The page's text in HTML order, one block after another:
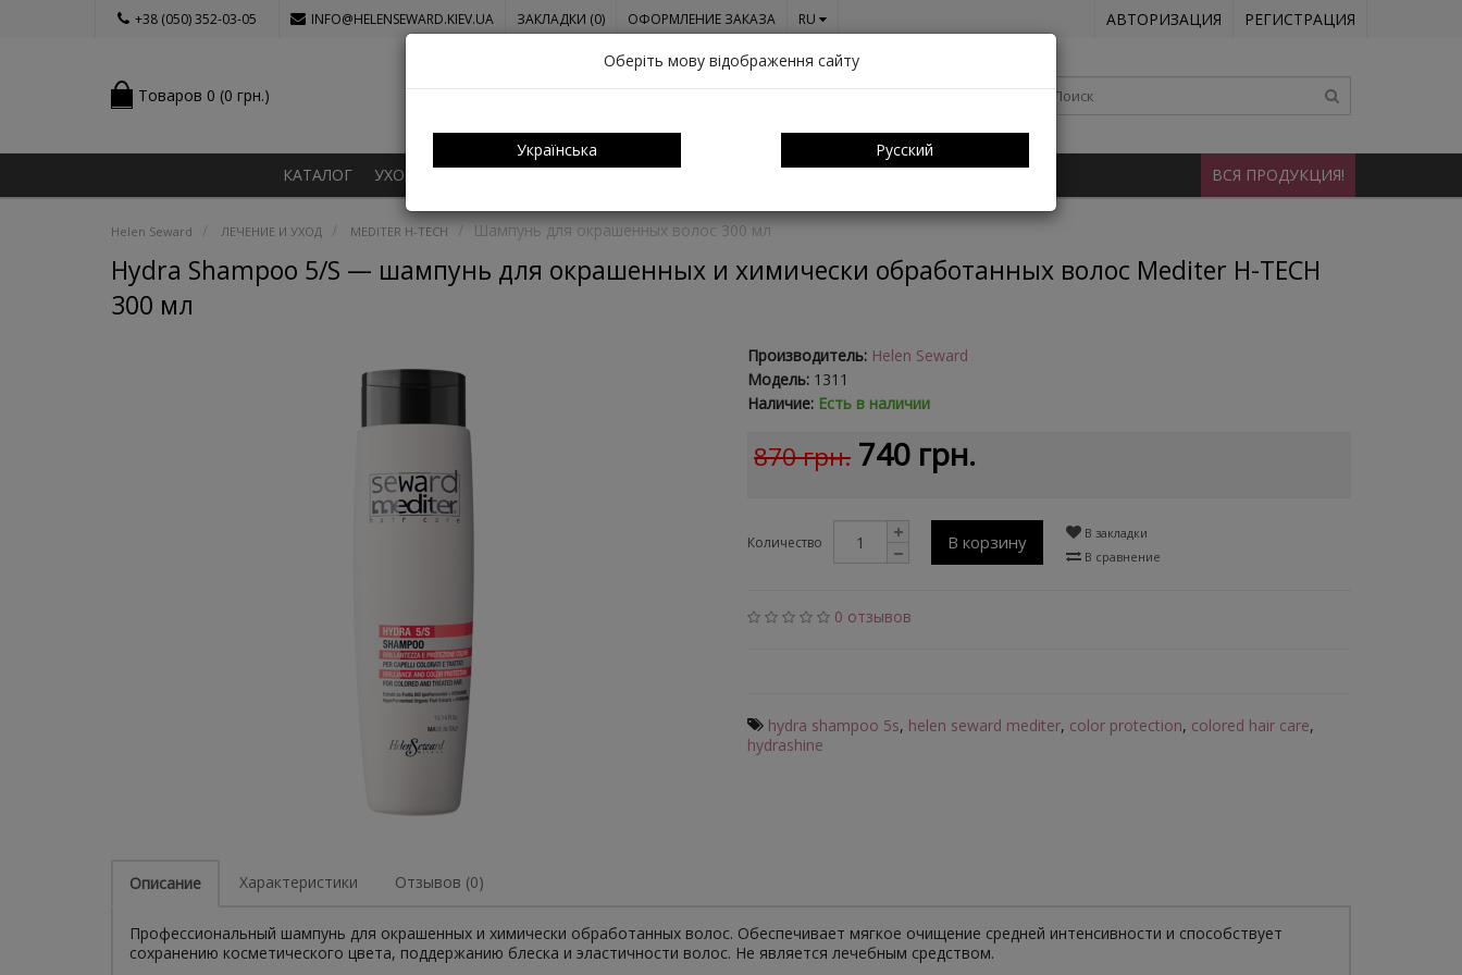
+38 (050) 352-03-05 INFO@HELENSEWARD.KIEV.UA ЗАКЛАДКИ (0) ОФОРМЛЕНИЕ ЗАКАЗА RU АВТОРИЗАЦИЯ РЕГИСТРАЦИЯ
Товаров 0 (0 грн.)
КАТАЛОГ УХОД ЗА ВОЛОСАМИ О НАС СЕРТИФИКАТЫ ОПЛАТА И ДОСТАВКА КОНТАКТЫ ВСЯ ПРОДУКЦИЯ!
Helen Seward ЛЕЧЕНИЕ И УХОД MEDITER H-TECH Шампунь для окрашенных волос 300 мл
Hydra Shampoo 5/S — шампунь для окрашенных и химически обработанных волос Mediter H-TECH
300 мл
Производитель: Helen Seward
Модель: 1311
Наличие: Есть в наличии
870 грн. 740 грн.
Количество В корзину
В закладки
В сравнение
0 отзывов
hydra shampoo 5s, helen seward mediter, color protection, colored hair care,
hydrashine
Описание Характеристики Отзывов (0)
Профессиональный шампунь для окрашенных и химически обработанных волос. Обеспечивает мягкое очищение средней интенсивности и способствует
сохранению косметического цвета, поддержанию блеска и эластичности волос. Не является лечебным средством.
Оберіть мову відображення сайту
Українська Русский